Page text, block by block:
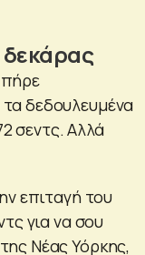
δεκάρας
δεδουλευμένα
σεντς. Αλλά
επιταγή του
για να σου
Νέας Υόρκης,